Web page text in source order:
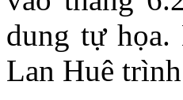
dung tự
Lan Huê